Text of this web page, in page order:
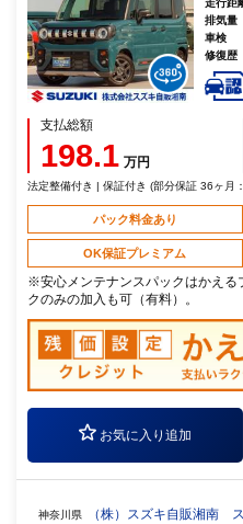
走行距
排気量
車検
修復歴
支払総額
198.1 万円
法定整備付き | 保証付き (部分保証 36ヶ月
パック料金あり
OK保証プレミアム
※安心メンテナンスパックはかえる
クのみの加入も可（有料）。
お気に入り追加
神奈川県 （株）スズキ自販湘南